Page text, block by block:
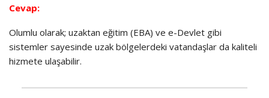
Cevap:
Olumlu olarak; uzaktan eğitim (EBA) ve e-Devlet gibi
sistemler sayesinde uzak bölgelerdeki vatandaşlar da kaliteli
hizmete ulaşabilir.